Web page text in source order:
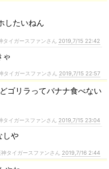
したいねん
イガースファンさん 2019,7/15 22:42
ゃ
タイガースファンさん 2019,7/15 22:57
ゴリラってバナナ食べない
イガースファンさん 2019,7/15 23:04
しや
タイガースファンさん 2019,7/16 2:44